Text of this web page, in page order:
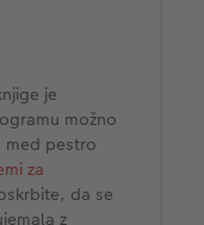
je
možno
pestro
za
da se
z